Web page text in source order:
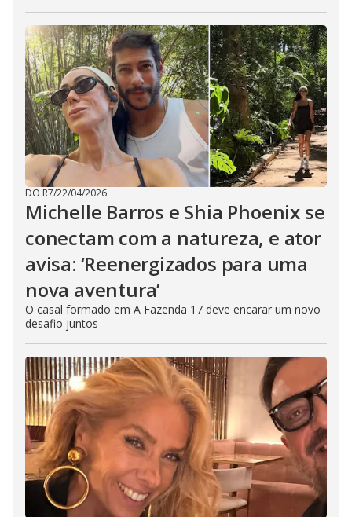
DO R7/22/04/2026
Michelle Barros e Shia Phoenix se
conectam com a natureza, e ator
avisa: ‘Reenergizados para uma
nova aventura’
O casal formado em A Fazenda 17 deve encarar um novo
desafio juntos